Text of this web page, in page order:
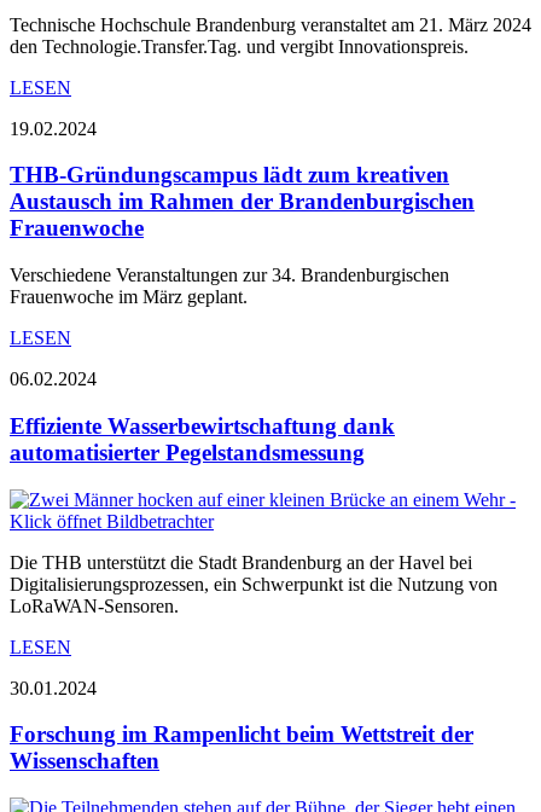
Technische Hochschule Brandenburg veranstaltet am 21. März 2024
den Technologie.Transfer.Tag. und vergibt Innovationspreis.
LESEN
19.02.2024
THB-Gründungscampus lädt zum kreativen
Austausch im Rahmen der Brandenburgischen
Frauenwoche
Verschiedene Veranstaltungen zur 34. Brandenburgischen
Frauenwoche im März geplant.
LESEN
06.02.2024
Effiziente Wasserbewirtschaftung dank
automatisierter Pegelstandsmessung
Die THB unterstützt die Stadt Brandenburg an der Havel bei
Digitalisierungsprozessen, ein Schwerpunkt ist die Nutzung von
LoRaWAN-Sensoren.
LESEN
30.01.2024
Forschung im Rampenlicht beim Wettstreit der
Wissenschaften